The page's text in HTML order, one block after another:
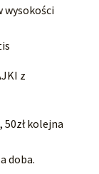
wysokości
z
50zł kolejna
doba.